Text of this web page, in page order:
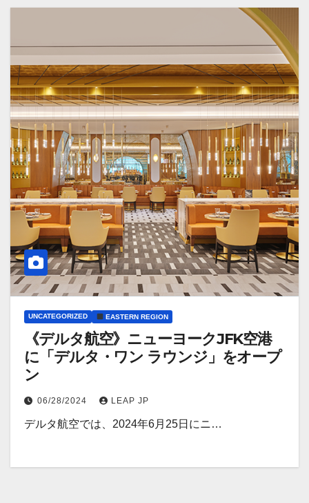
UNCATEGORIZED EASTERN REGION
《デルタ航空》ニューヨークJFK空港
に「デルタ・ワン ラウンジ」をオープ
ン
06/28/2024 LEAP JP
デルタ航空では、2024年6月25日にニ…